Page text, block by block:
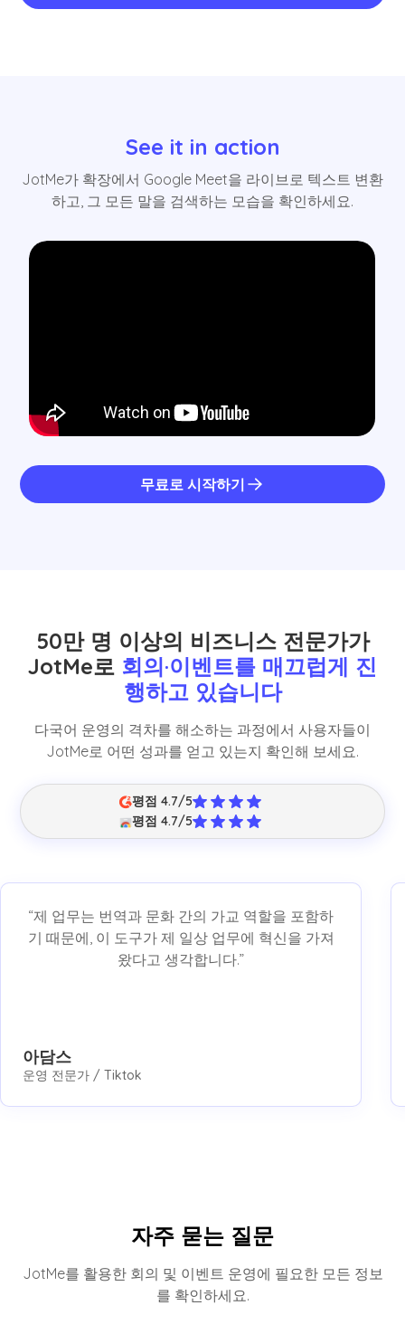
See it in action
JotMe가 확장에서 Google Meet을 라이브로 텍스트 변환
하고, 그 모든 말을 검색하는 모습을 확인하세요.
무료로 시작하기
50만 명 이상의 비즈니스 전문가가
JotMe로 회의·이벤트를 매끄럽게 진
행하고 있습니다
다국어 운영의 격차를 해소하는 과정에서 사용자들이
JotMe로 어떤 성과를 얻고 있는지 확인해 보세요.
평점 4.7/5
평점 4.7/5
“제 업무는 번역과 문화 간의 가교 역할을 포함하
기 때문에, 이 도구가 제 일상 업무에 혁신을 가져
왔다고 생각합니다.”
아담스
운영 전문가 / Tiktok
자주 묻는 질문
JotMe를 활용한 회의 및 이벤트 운영에 필요한 모든 정보
를 확인하세요.